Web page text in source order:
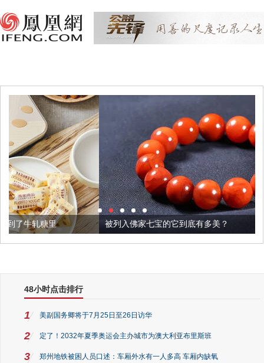
被列入佛家七宝的它到底有多美？
48小时点击排行
1 美副国务卿将于7月25日至26日访华
2 定了！2032年夏季奥运会主办城市为澳大利亚布里斯班
3 郑州地铁被困人员口述：车厢外水有一人多高 车厢内缺氧